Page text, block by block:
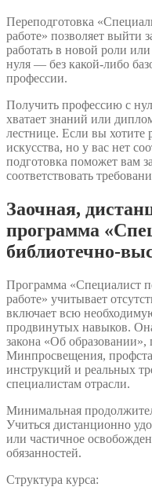
Переподготовка
работе» позволяет выйти
работать в новой роли
нуля — без какой-либо
профессии.
Получить профессию с
хватает знаний или
лестнице. Если вы хотите
искусства, но у вас нет
подготовка поможет вам
соответствовать
Заочная,
программа
библиотечно-
Программа «Специалист
работе» учитывает
включает всю
продвинутых навыков.
закона «Об
Минпросвещения,
инструкций и реальных
специалистам отрасли.
Минимальная
Учиться дистанционно
или частичное
обязанностей.
Структура курса: